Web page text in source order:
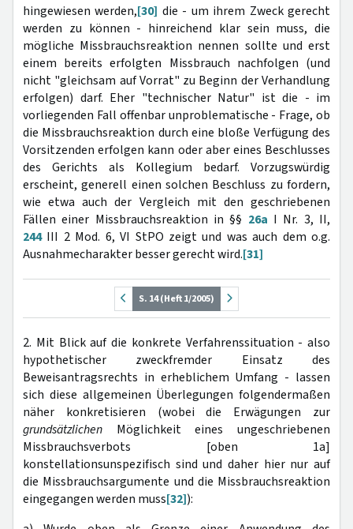
hingewiesen werden,[30] die - um ihrem Zweck gerecht
werden zu können - hinreichend klar sein muss, die
mögliche Missbrauchsreaktion nennen sollte und erst
einem bereits erfolgten Missbrauch nachfolgen (und
nicht "gleichsam auf Vorrat" zu Beginn der Verhandlung
erfolgen) darf. Eher "technischer Natur" ist die - im
vorliegenden Fall offenbar unproblematische - Frage, ob
die Missbrauchsreaktion durch eine bloße Verfügung des
Vorsitzenden erfolgen kann oder aber eines Beschlusses
des Gerichts als Kollegium bedarf. Vorzugswürdig
erscheint, generell einen solchen Beschluss zu fordern,
wie etwa auch der Vergleich mit den geschriebenen
Fällen einer Missbrauchsreaktion in §§ 26a I Nr. 3, II,
244III 2 Mod. 6, VI StPO zeigt und was auch dem o.g.
Ausnahmecharakter besser gerecht wird.[31]
S. 14 (Heft 1/2005)
2. Mit Blick auf die konkrete Verfahrenssituation - also
hypothetischer zweckfremder Einsatz des
Beweisantragsrechts in erheblichem Umfang - lassen
sich diese allgemeinen Überlegungen folgendermaßen
näher konkretisieren (wobei die Erwägungen zur
grundsätzlichen Möglichkeit eines ungeschriebenen
Missbrauchsverbots [oben 1a]
konstellationsunspezifisch sind und daher hier nur auf
die Missbrauchsargumente und die Missbrauchsreaktion
eingegangen werden muss[32]):